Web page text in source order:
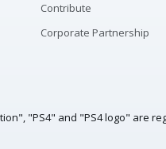
Contribute
Corporate Partnership
"PS4" and "PS4 logo" are